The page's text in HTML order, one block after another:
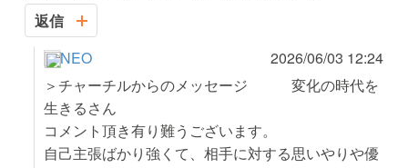
返信
NEO
2026/06/03 12:24
＞チャーチルからのメッセージ 変化の時代を
生きるさん
コメント頂き有り難うございます。
自己主張ばかり強くて、相手に対する思いやりや優